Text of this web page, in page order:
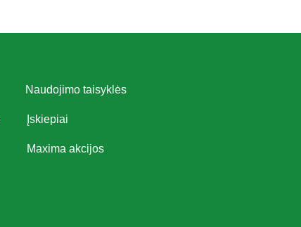
Naudojimo taisyklės
Įskiepiai
Maxima akcijos